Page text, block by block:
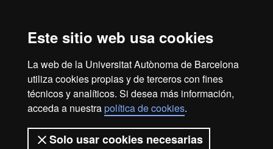
Este sitio web usa cookies
La web de la Universitat Autònoma de Barcelona
utiliza cookies propias y de terceros con fines
técnicos y analíticos. Si desea más información,
acceda a nuestrapolítica de cookies.
Solo usar cookies necesarias
Título que se obtiene
Técnicas Avanzadas en Ciencias Forenses
Sobre el web
Accesibilidad web